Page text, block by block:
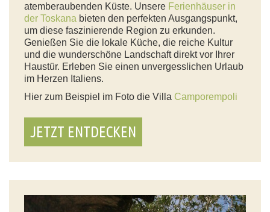
atemberaubenden Küste. Unsere Ferienhäuser in
der Toskana bieten den perfekten Ausgangspunkt,
um diese faszinierende Region zu erkunden.
Genießen Sie die lokale Küche, die reiche Kultur
und die wunderschöne Landschaft direkt vor Ihrer
Haustür. Erleben Sie einen unvergesslichen Urlaub
im Herzen Italiens.
Hier zum Beispiel im Foto die Villa Camporempoli
JETZT ENTDECKEN